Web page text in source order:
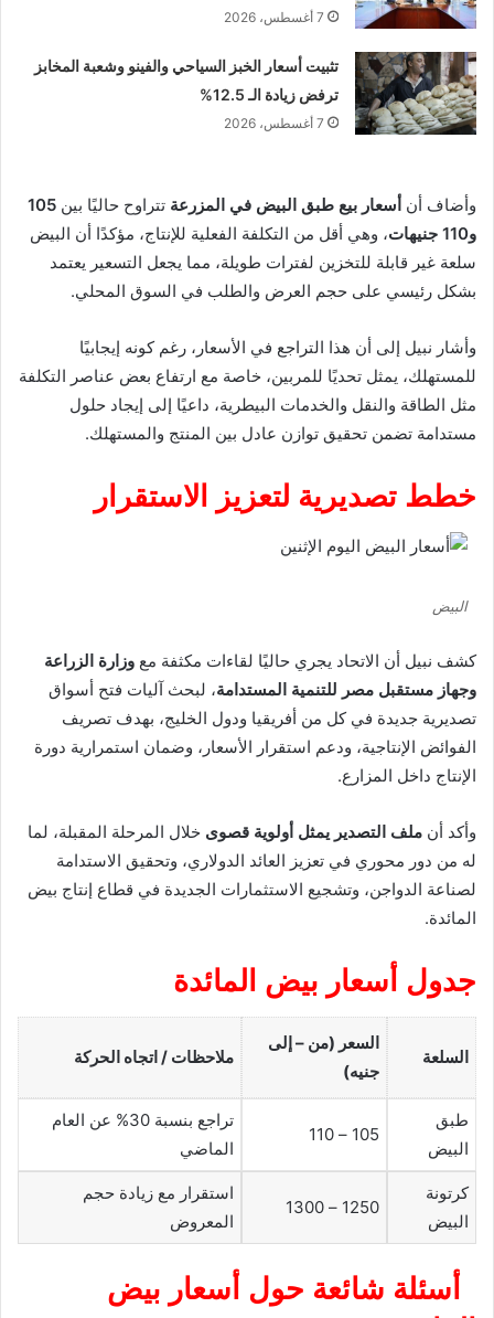
7 أغسطس، 2026
تثبيت أسعار الخبز السياحي والفينو وشعبة المخابز
ترفض زيادة الـ 12.5%
7 أغسطس، 2026
وأضاف أن أسعار بيع طبق البيض في المزرعة تتراوح حاليًا بين 105
و110 جنيهات
، وهي أقل من التكلفة الفعلية للإنتاج، مؤكدًا أن البيض
سلعة غير قابلة للتخزين لفترات طويلة، مما يجعل التسعير يعتمد
بشكل رئيسي على حجم العرض والطلب في السوق المحلي.
وأشار نبيل إلى أن هذا التراجع في الأسعار، رغم كونه إيجابيًا
للمستهلك، يمثل تحديًا للمربين، خاصة مع ارتفاع بعض عناصر التكلفة
مثل الطاقة والنقل والخدمات البيطرية، داعيًا إلى إيجاد حلول
مستدامة تضمن تحقيق توازن عادل بين المنتج والمستهلك.
خطط تصديرية لتعزيز الاستقرار
البيض
كشف نبيل أن الاتحاد يجري حاليًا لقاءات مكثفة مع وزارة الزراعة
وجهاز مستقبل مصر للتنمية المستدامة، لبحث آليات فتح أسواق
تصديرية جديدة في كل من أفريقيا ودول الخليج، بهدف تصريف
الفوائض الإنتاجية، ودعم استقرار الأسعار، وضمان استمرارية دورة
الإنتاج داخل المزارع.
وأكد أن ملف التصدير يمثل أولوية قصوى خلال المرحلة المقبلة، لما
له من دور محوري في تعزيز العائد الدولاري، وتحقيق الاستدامة
لصناعة الدواجن، وتشجيع الاستثمارات الجديدة في قطاع إنتاج بيض
المائدة.
جدول أسعار بيض المائدة
السلعة
السعر (من – إلى
جنيه)
ملاحظات / اتجاه الحركة
طبق
البيض
105 – 110
تراجع بنسبة 30% عن العام
الماضي
كرتونة
البيض
1250 – 1300
استقرار مع زيادة حجم
المعروض
أسئلة شائعة حول أسعار بيض